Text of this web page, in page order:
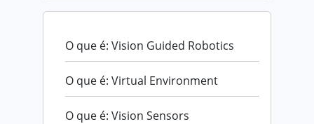
O que é: Vision Guided Robotics
O que é: Virtual Environment
O que é: Vision Sensors